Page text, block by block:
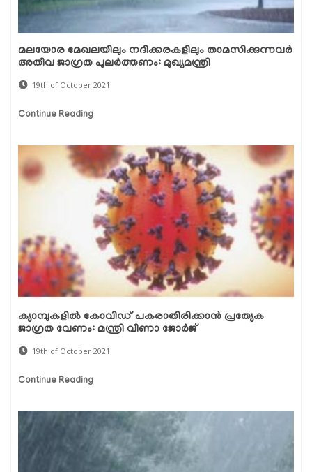
മലയോര മേഖലയിലും നദിക്കരകളിലും താമസിക്കുന്നവർ
അതീവ ജാഗ്രത പുലർത്തണം: മുഖ്യമന്ത്രി
19th of October 2021
Continue Reading
ക്യാമ്പുകളില്‍ കോവിഡ് പകരാതിരിക്കാന്‍ പ്രത്യേക
ജാഗ്രത വേണം: മന്ത്രി വീണാ ജോര്‍ജ്
19th of October 2021
Continue Reading